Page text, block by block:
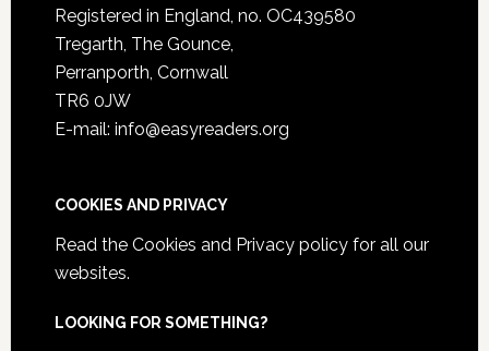
Registered in England, no. OC439580
Tregarth, The Gounce,
Perranporth, Cornwall
TR6 0JW
E-mail: info@easyreaders.org
COOKIES AND PRIVACY
Read the Cookies and Privacy policyfor all our
websites.
LOOKING FOR SOMETHING?